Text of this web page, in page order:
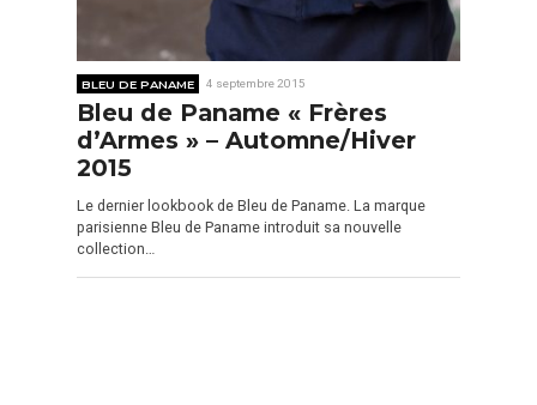
BLEU DE PANAME 4 septembre 2015
Bleu de Paname « Frères
d’Armes » – Automne/Hiver
2015
Le dernier lookbook de Bleu de Paname. La marque
parisienne Bleu de Paname introduit sa nouvelle
collection…